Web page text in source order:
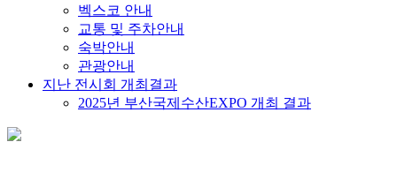
벡스코 안내
교통 및 주차안내
숙박안내
관광안내
지난 전시회 개최결과
2025년 부산국제수산EXPO 개최 결과